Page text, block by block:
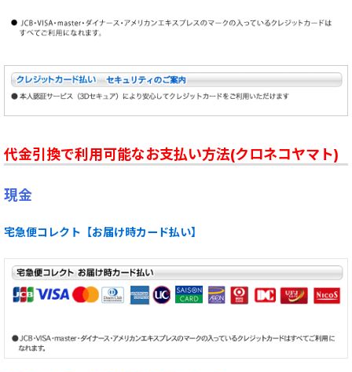
代金引換で利用可能なお支払い方法(クロネコヤマト)
現金
宅急便コレクト【お届け時カード払い】